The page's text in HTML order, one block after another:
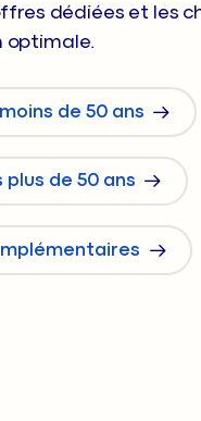
dédiées et les
optimale.
de 50 ans
plus de 50 ans